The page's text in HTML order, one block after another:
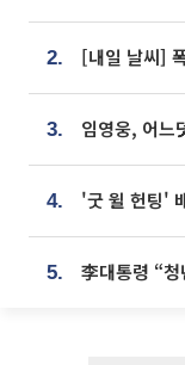
2.
3.
4.
5.